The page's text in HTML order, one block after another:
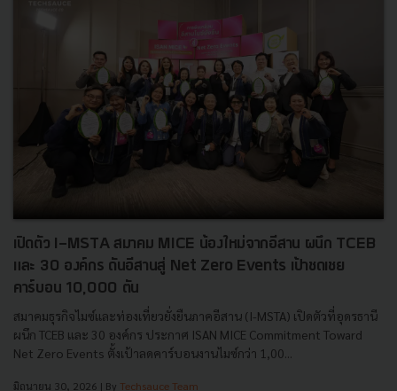
เปิดตัว I-MSTA สมาคม MICE น้องใหม่จากอีสาน ผนึก TCEB
และ 30 องค์กร ดันอีสานสู่ Net Zero Events เป้าชดเชย
คาร์บอน 10,000 ตัน
สมาคมธุรกิจไมซ์และท่องเที่ยวยั่งยืนภาคอีสาน (I-MSTA) เปิดตัวที่อุดรธานี
ผนึก TCEB และ 30 องค์กร ประกาศ ISAN MICE Commitment Toward
Net Zero Events ตั้งเป้าลดคาร์บอนงานไมซ์กว่า 1,00...
มิถุนายน 30, 2026 | By Techsauce Team